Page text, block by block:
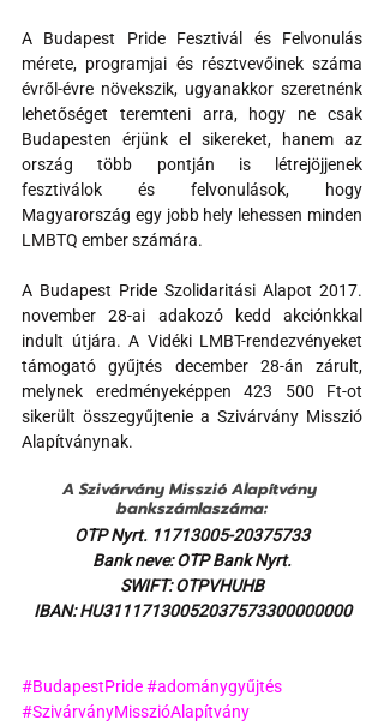
A Budapest Pride Fesztivál és Felvonulás
mérete, programjai és résztvevőinek száma
évről-évre növekszik, ugyanakkor szeretnénk
lehetőséget teremteni arra, hogy ne csak
Budapesten érjünk el sikereket, hanem az
ország több pontján is létrejöjjenek
fesztiválok és felvonulások, hogy
Magyarország egy jobb hely lehessen minden
LMBTQ ember számára.
A Budapest Pride Szolidaritási Alapot 2017.
november 28-ai adakozó kedd akciónkkal
indult útjára. A Vidéki LMBT-rendezvényeket
támogató gyűjtés december 28-án zárult,
melynek eredményeképpen 423 500 Ft-ot
sikerült összegyűjtenie a Szivárvány Misszió
Alapítványnak.
A Szivárvány Misszió Alapítvány
bankszámlaszáma:
OTP Nyrt. 11713005-20375733
Bank neve: OTP Bank Nyrt.
SWIFT: OTPVHUHB
IBAN: HU31117130052037573300000000
#BudapestPride#adománygyűjtés
#SzivárványMisszióAlapítvány